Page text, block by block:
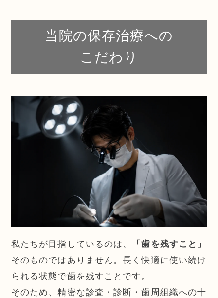
当院の保存治療への
こだわり
私たちが目指しているのは、
「歯を残すこと」
そのものではありません。長く快適に使い続け
られる状態で歯を残すことです。
そのため、精密な診査・診断・歯周組織への十